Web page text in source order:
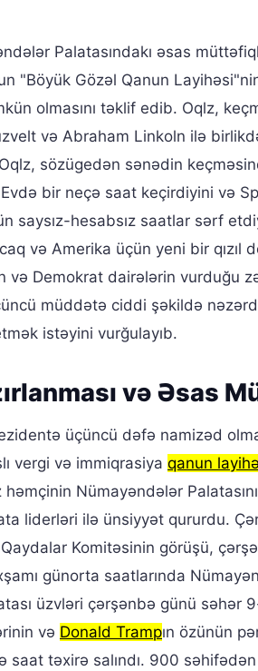
Palatasındakı əsas
"Böyük Gözəl Qanun
olmasını təklif edib. Oqlz,
və Abraham Linkoln ilə
sözügedən sənədin
bir neçə saat keçirdiyini və
saysız-hesabsız saatlar sərf
və Amerika üçün yeni bir qızıl
Demokrat dairələrin vurduğu
müddətə ciddi şəkildə
istəyini vurğulayıb.
və Əsas
üçüncü dəfə namizəd
vergi və immiqrasiya qanun
Nümayəndələr
liderləri ilə ünsiyyət qururdu.
Komitəsinin görüşü,
günorta saatlarında
üzvləri çərşənbə günü səhər
və Donald Trampın özünün
təxirə salındı. 900